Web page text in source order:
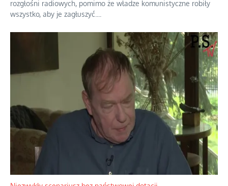
Domowe polowanie na wolne fale
Przez dziesięciolecia miliony Polaków słuchały zagranicznych
rozgłośni radiowych, pomimo że władze komunistyczne robiły